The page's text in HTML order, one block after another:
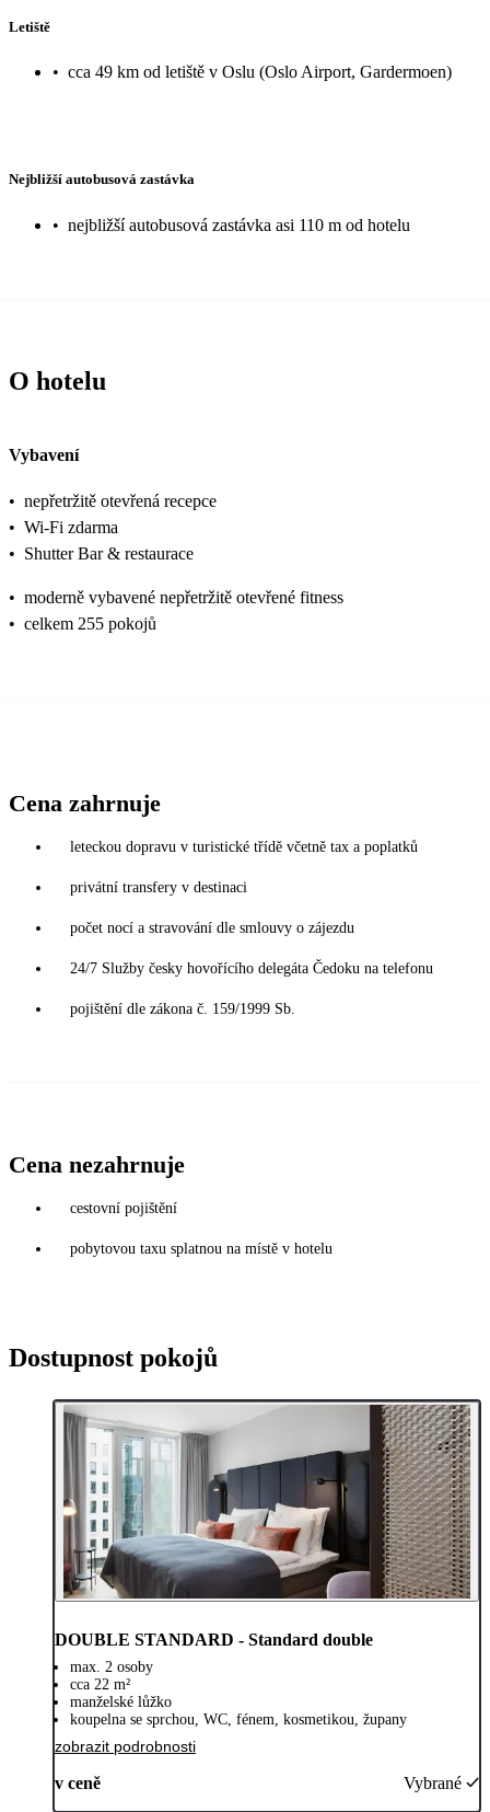
Letiště
• cca 49 km od letiště v Oslu (Oslo Airport, Gardermoen)
Nejbližší autobusová zastávka
• nejbližší autobusová zastávka asi 110 m od hotelu
O hotelu
Vybavení
• nepřetržitě otevřená recepce
• Wi-Fi zdarma
• Shutter Bar & restaurace
• moderně vybavené nepřetržitě otevřené fitness
• celkem 255 pokojů
Cena zahrnuje
leteckou dopravu v turistické třídě včetně tax a poplatků
privátní transfery v destinaci
počet nocí a stravování dle smlouvy o zájezdu
24/7 Služby česky hovořícího delegáta Čedoku na telefonu
pojištění dle zákona č. 159/1999 Sb.
Cena nezahrnuje
cestovní pojištění
pobytovou taxu splatnou na místě v hotelu
Dostupnost pokojů
DOUBLE STANDARD - Standard double
max. 2 osoby
cca 22 m²
manželské lůžko
koupelna se sprchou, WC, fénem, kosmetikou, župany
zobrazit podrobnosti
v ceně Vybrané